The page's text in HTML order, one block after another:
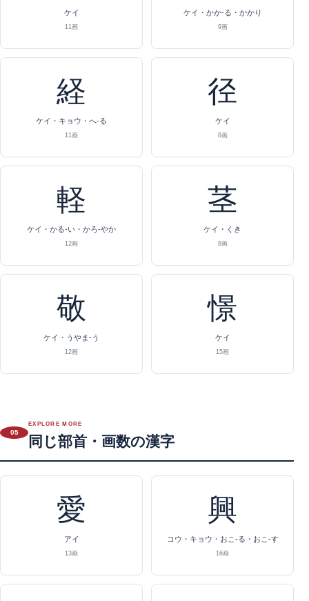
ケイ
11画
ケイ・かか-る・かかり
9画
経
ケイ・キョウ・へ-る
11画
径
ケイ
8画
軽
ケイ・かる-い・かろ-やか
12画
茎
ケイ・くき
8画
敬
ケイ・うやま-う
12画
憬
ケイ
15画
05
EXPLORE MORE
同じ部首・画数の漢字
愛
アイ
13画
興
コウ・キョウ・おこ-る・おこ-す
16画